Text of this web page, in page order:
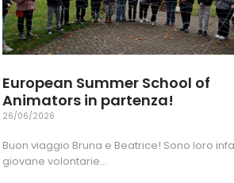
European Summer School of
Animators in partenza!
26/06/2026
Buon viaggio Bruna e Beatrice! Sono loro
giovane volontarie…